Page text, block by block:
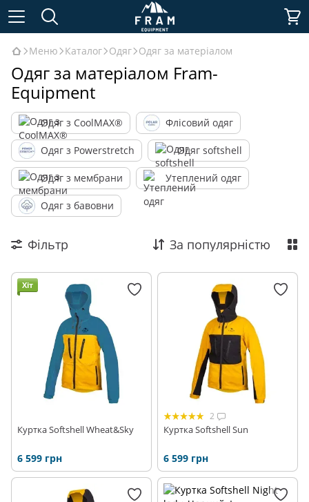
Меню Каталог Одяг Одяг за матеріалом
Одяг за матеріалом Fram-
Equipment
Одяг з CoolMAX® Флісовий одяг
Одяг з Powerstretch Одяг softshell
Одяг з мембрани Утеплений одяг
Одяг з бавовни
Фільтр За популярністю
Хіт
Куртка Softshell Wheat&Sky
6 599 грн
2
Куртка Softshell Sun
6 599 грн